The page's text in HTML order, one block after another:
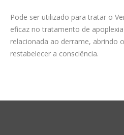
Pode ser utilizado para tratar o
eficaz no tratamento de
relacionada ao derrame, abrindo
restabelecer a consciência.